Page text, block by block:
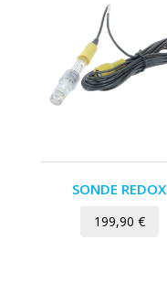
SONDE REDOX
199,90 €